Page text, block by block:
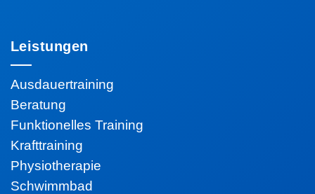
Leistungen
Ausdauertraining
Beratung
Funktionelles Training
Krafttraining
Physiotherapie
Schwimmbad